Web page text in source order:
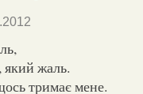
який жаль.
тримає мене.